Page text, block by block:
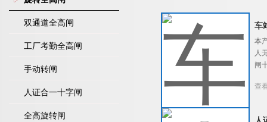
双通道全高闸
工厂考勤全高闸
手动转闸
人证合一十字闸
全高旋转闸
车
本
人
闸
查